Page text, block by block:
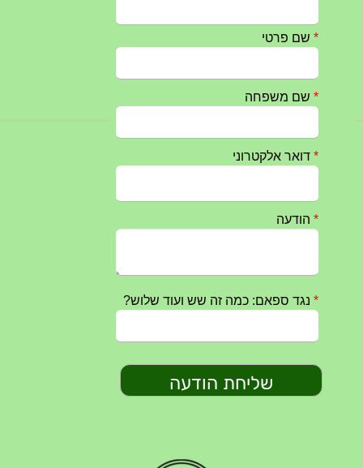
חרבות ברזל – הודעה 1 – 14.10.2023
טקס ההתיחדות השנתי 2023 נערך ב 5/9/2023 באנדרטה